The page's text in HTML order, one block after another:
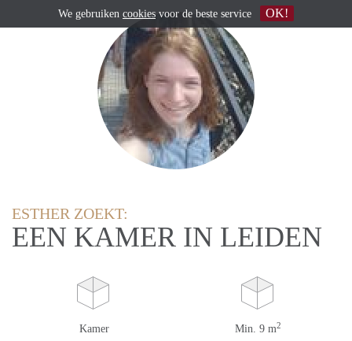
ESTHER ZOEKT:
EEN KAMER IN LEIDEN
Kamer Min. 9 m2
We gebruiken cookies voor de beste service OK!